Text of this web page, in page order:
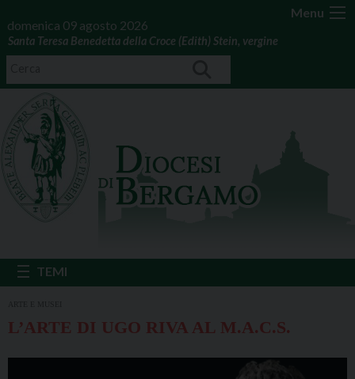
Menu
domenica 09 agosto 2026
Santa Teresa Benedetta della Croce (Edith) Stein, vergine
L’ARTE DI UGO RIVA AL M.A.C.S.